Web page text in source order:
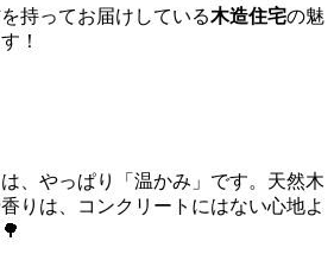
持ってお届けしている木造住宅の魅
！
、やっぱり「温かみ」です。天然木
りは、コンクリートにはない心地よ